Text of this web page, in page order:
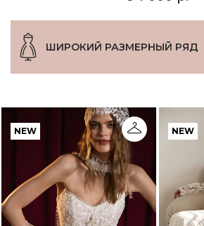
ШИРОКИЙ РАЗМЕРНЫЙ РЯД
NEW NEW